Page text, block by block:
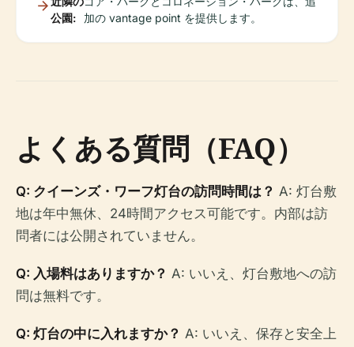
公園:
加の vantage point を提供します。
よくある質問（FAQ）
Q: クイーンズ・ワーフ灯台の訪問時間は？ A: 灯台敷
地は年中無休、24時間アクセス可能です。内部は訪
問者には公開されていません。
Q: 入場料はありますか？ A: いいえ、灯台敷地への訪
問は無料です。
Q: 灯台の中に入れますか？ A: いいえ、保存と安全上